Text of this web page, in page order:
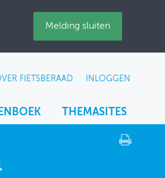
Melding sluiten
FIETSBERAAD INLOGGEN
THEMASITES